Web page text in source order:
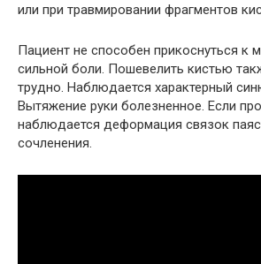
или при травмировании фрагментов
Пациент не способен прикоснуться к
сильной боли. Пошевелить кистью
трудно. Наблюдается характерный
Вытяжение руки болезненное. Если
наблюдается деформация связок
сочленения.